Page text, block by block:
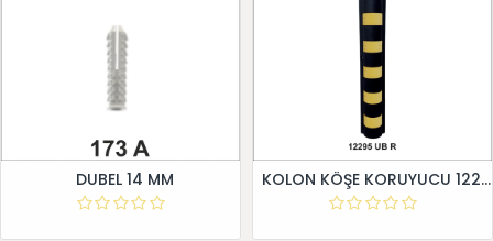
DUBEL 14 MM KOLON KÖŞE KORUYUCU 12295 UB R